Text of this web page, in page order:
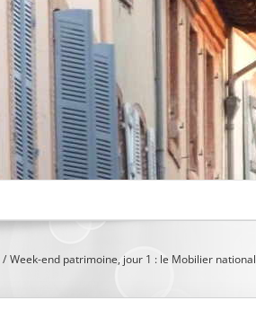
Week-end patrimoine, jour 1 : le Mobilier national